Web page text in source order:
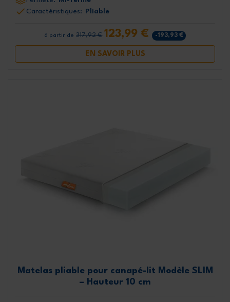
Caractéristiques:
Pliable
à partir de 317,92 € 123,99 € -193,93 €
EN SAVOIR PLUS
Matelas pliable pour canapé-lit Modèle SLIM
– Hauteur 10 cm